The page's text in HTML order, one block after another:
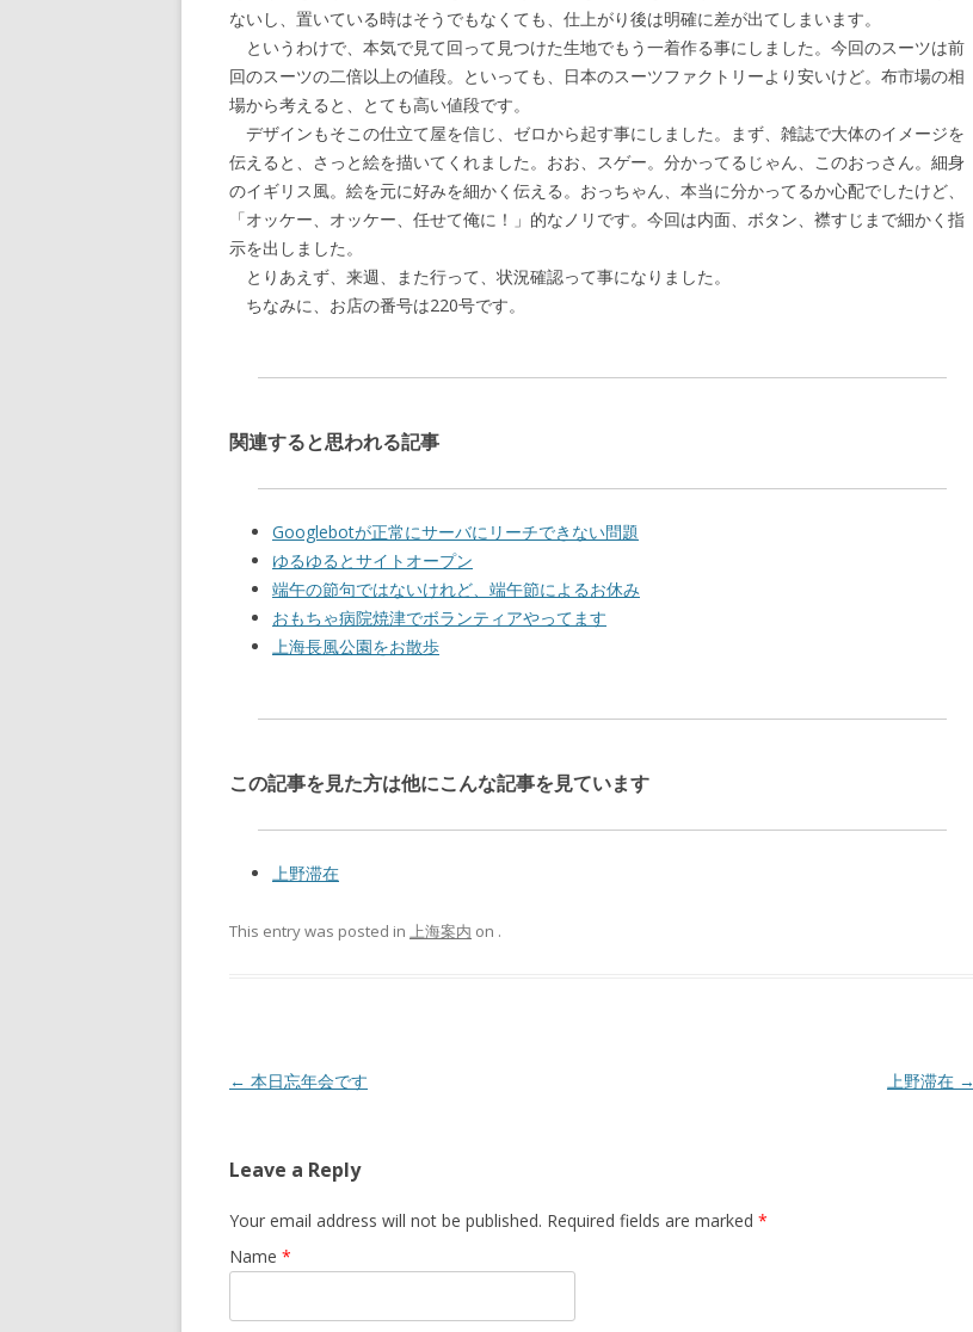
ないし、置いている時はそうでもなくても、仕上がり後は明確に差が出てしまいます。
というわけで、本気で見て回って見つけた生地でもう一着作る事にしました。今回のスーツは前
回のスーツの二倍以上の値段。といっても、日本のスーツファクトリーより安いけど。布市場の相
場から考えると、とても高い値段です。
デザインもそこの仕立て屋を信じ、ゼロから起す事にしました。まず、雑誌で大体のイメージを
伝えると、さっと絵を描いてくれました。おお、スゲー。分かってるじゃん、このおっさん。細身
のイギリス風。絵を元に好みを細かく伝える。おっちゃん、本当に分かってるか心配でしたけど、
「オッケー、オッケー、任せて俺に！」的なノリです。今回は内面、ボタン、襟すじまで細かく指
示を出しました。
とりあえず、来週、また行って、状況確認って事になりました。
ちなみに、お店の番号は220号です。
関連すると思われる記事
Googlebotが正常にサーバにリーチできない問題
ゆるゆるとサイトオープン
端午の節句ではないけれど、端午節によるお休み
おもちゃ病院焼津でボランティアやってます
上海長風公園をお散歩
この記事を見た方は他にこんな記事を見ています
上野滞在
This entry was posted in 上海案内 on .
Post navigation
← 本日忘年会です 上野滞在 →
Leave a Reply
Your email address will not be published. Required fields are marked *
Name *